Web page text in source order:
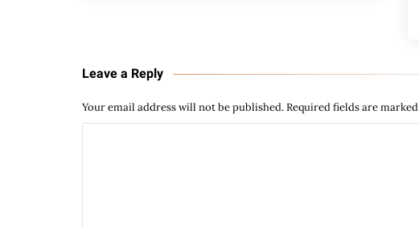
Leave a Reply
Your email address will not be published.Required fields are marked